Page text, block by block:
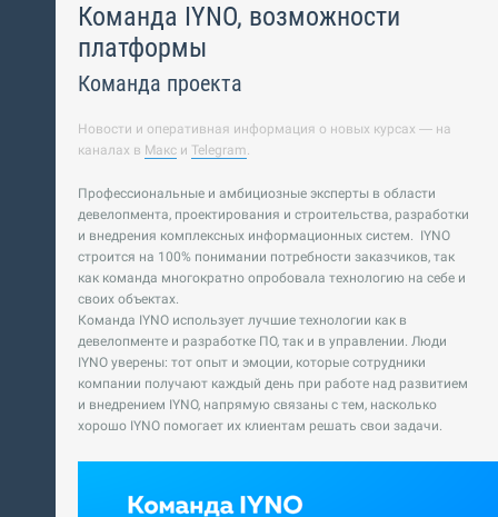
Команда IYNO, возможности
платформы
Команда проекта
Новости и оперативная информация о новых курсах — на
каналах в Макс и Telegram.
Профессиональные и амбициозные эксперты в области
девелопмента, проектирования и строительства, разработки
и внедрения комплексных информационных систем. IYNO
строится на 100% понимании потребности заказчиков, так
как команда многократно опробовала технологию на себе и
своих объектах.
Команда IYNO использует лучшие технологии как в
девелопменте и разработке ПО, так и в управлении. Люди
IYNO уверены: тот опыт и эмоции, которые сотрудники
компании получают каждый день при работе над развитием
и внедрением IYNO, напрямую связаны с тем, насколько
хорошо IYNO помогает их клиентам решать свои задачи.